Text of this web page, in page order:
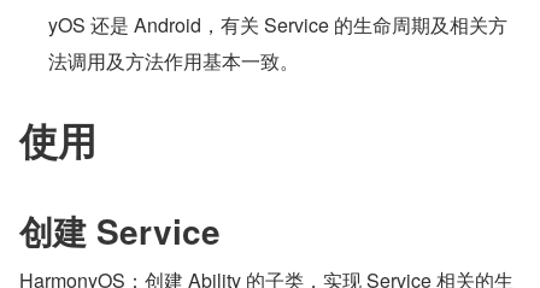
yOS 还是 Android，有关 Service 的生命周期及相关方
法调用及方法作用基本一致。
使用
创建 Service
HarmonyOS：创建 Ability 的子类，实现 Service 相关的生